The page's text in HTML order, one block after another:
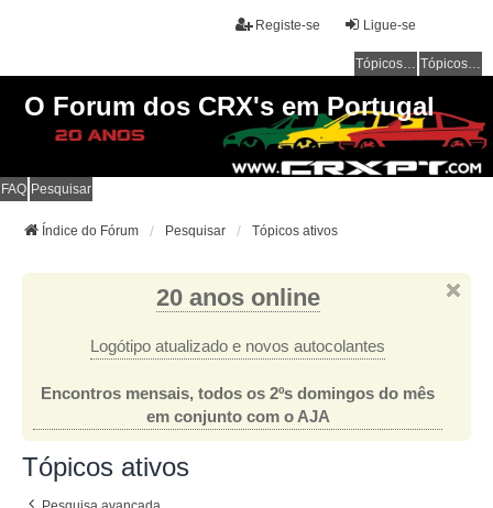
Ligue-se
Registe-se
Tópicos sem resposta Tópicos ativos
O Forum dos CRX's em Portugal
FAQ Pesquisar
Índice do Fórum Pesquisar Tópicos ativos
20 anos online
Logótipo atualizado e novos autocolantes
Encontros mensais, todos os 2ºs domingos do mês
em conjunto com o AJA
Tópicos ativos